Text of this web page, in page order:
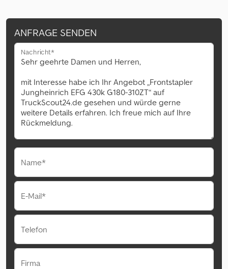
ANFRAGE SENDEN
Nachricht*
Name*
E-Mail*
Telefon
Firma